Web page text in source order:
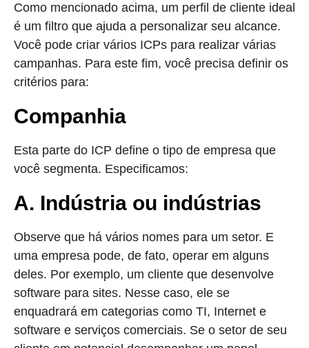
Como mencionado acima, um perfil de cliente ideal
é um filtro que ajuda a personalizar seu alcance.
Você pode criar vários ICPs para realizar várias
campanhas. Para este fim, você precisa definir os
critérios para:
Companhia
Esta parte do ICP define o tipo de empresa que
você segmenta. Especificamos:
A. Indústria ou indústrias
Observe que há vários nomes para um setor. E
uma empresa pode, de fato, operar em alguns
deles. Por exemplo, um cliente que desenvolve
software para sites. Nesse caso, ele se
enquadrará em categorias como TI, Internet e
software e serviços comerciais. Se o setor de seu